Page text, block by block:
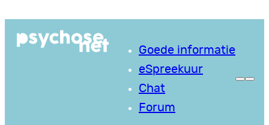
naar
Goede informatie
eSpreekuur
Chat
Forum